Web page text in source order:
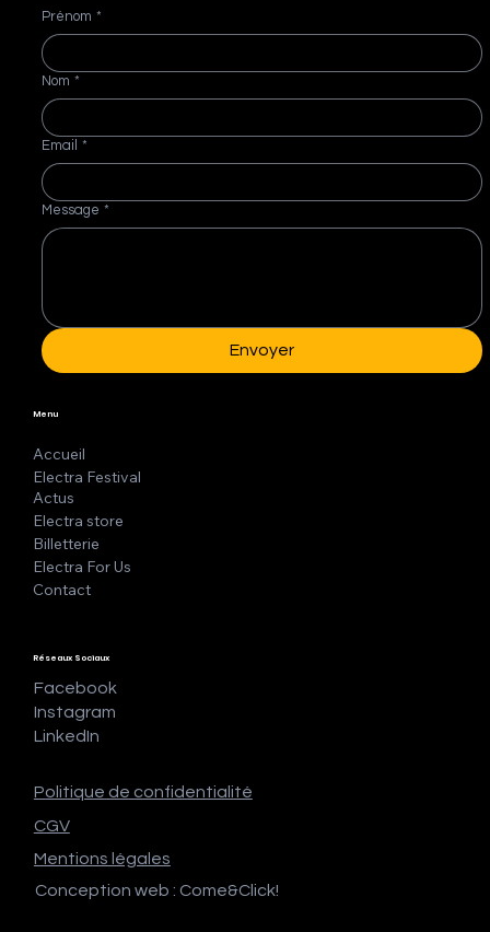
Prénom *
Nom *
Email *
Message *
Envoyer
Menu
Accueil
Electra Festival
Actus
Electra store
Billetterie
Electra For Us
Contact
Réseaux Sociaux
Facebook
Instagram
LinkedIn
Politique de confidentialité
Mentions légales
CGV
Conception web : Come&Click!